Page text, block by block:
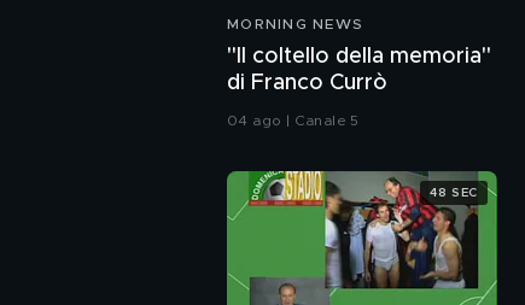
MORNING NEWS
"Il coltello della memoria"
di Franco Currò
04 ago | Canale 5
48 SEC